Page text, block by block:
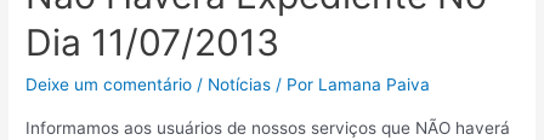
Dia 11/07/2013
Deixe um comentário / Notícias / Por Lamana Paiva
Informamos aos usuários de nossos serviços que NÃO haverá